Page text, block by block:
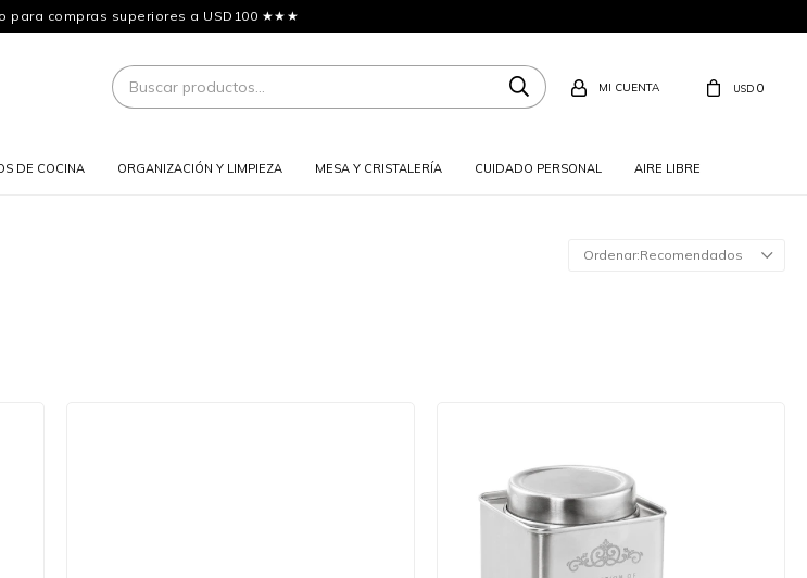
para compras superiores a USD100 ★★★
DE COCINA ORGANIZACIÓN Y LIMPIEZA MESA Y CRISTALERÍA CUIDADO PERSONAL AIRE LIBRE
USD 0
Recomendados